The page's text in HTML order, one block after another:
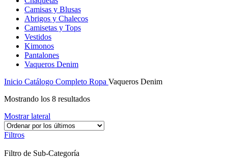
Camisas y Blusas
Abrigos y Chalecos
Camisetas y Tops
Vestidos
Kimonos
Pantalones
Vaqueros Denim
Inicio Catálogo Completo Ropa Vaqueros Denim
Mostrando los 8 resultados
Mostrar lateral
Filtros
Filtro de Sub-Categoría